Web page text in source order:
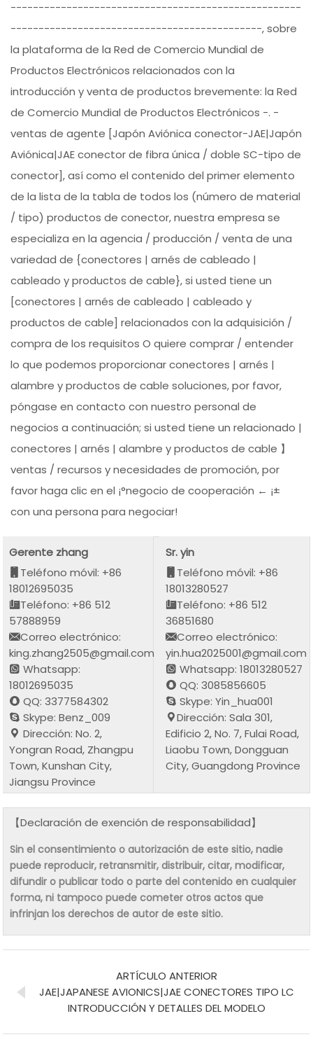
----------------------------------------------------
---------------------------------------------, sobre
la plataforma de la Red de Comercio Mundial de
Productos Electrónicos relacionados con la
introducción y venta de productos brevemente: la Red
de Comercio Mundial de Productos Electrónicos -. -
ventas de agente [Japón Aviónica conector-JAE|Japón
Aviónica|JAE conector de fibra única / doble SC-tipo de
conector], así como el contenido del primer elemento
de la lista de la tabla de todos los (número de material
/ tipo) productos de conector, nuestra empresa se
especializa en la agencia / producción / venta de una
variedad de {conectores | arnés de cableado |
cableado y productos de cable}, si usted tiene un
[conectores | arnés de cableado | cableado y
productos de cable] relacionados con la adquisición /
compra de los requisitos O quiere comprar / entender
lo que podemos proporcionar conectores | arnés |
alambre y productos de cable soluciones, por favor,
póngase en contacto con nuestro personal de
negocios a continuación; si usted tiene un relacionado |
conectores | arnés | alambre y productos de cable 】
ventas / recursos y necesidades de promoción, por
favor haga clic en el ¡°negocio de cooperación ← ¡±
con una persona para negociar!
Gerente zhang
Teléfono móvil: +86
18012695035
Teléfono: +86 512
57888959
Correo electrónico:
king.zhang2505@gmail.com
Whatsapp:
18012695035
QQ: 3377584302
Skype: Benz_009
Dirección: No. 2,
Yongran Road, Zhangpu
Town, Kunshan City,
Jiangsu Province
Sr. yin
Teléfono móvil: +86
18013280527
Teléfono: +86 512
36851680
Correo electrónico:
yin.hua2025001@gmail.com
Whatsapp: 18013280527
QQ: 3085856605
Skype: Yin_hua001
Dirección: Sala 301,
Edificio 2, No. 7, Fulai Road,
Liaobu Town, Dongguan
City, Guangdong Province
【Declaración de exención de responsabilidad】
Sin el consentimiento o autorización de este sitio, nadie
puede reproducir, retransmitir, distribuir, citar, modificar,
difundir o publicar todo o parte del contenido en cualquier
forma, ni tampoco puede cometer otros actos que
infrinjan los derechos de autor de este sitio.
ARTÍCULO ANTERIOR
JAE|JAPANESE AVIONICS|JAE CONECTORES TIPO LC
INTRODUCCIÓN Y DETALLES DEL MODELO